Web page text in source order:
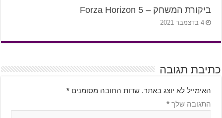
ביקורת המשחק – Forza Horizon 5
4 בדצמבר 2021
כתיבת תגובה
האימייל לא יוצג באתר. שדות החובה מסומנים *
התגובה שלך *